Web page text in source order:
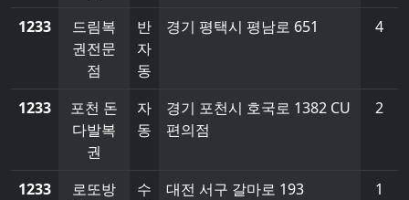
1233
드림복
권전문
점
반
자
동
경기 평택시 평남로 651 4
1233
포천 돈
다발복
권
자
동
경기 포천시 호국로 1382 CU
편의점
2
1233
로또방
수
대전 서구 갈마로 193 1